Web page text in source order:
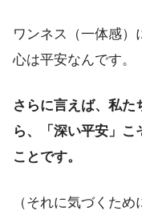
ワンネス（一体感）
心は平安なんです。
さらに言えば、私た
ら、「深い平安」こ
ことです。
（それに気づくた